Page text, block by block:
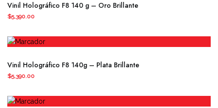
se
pueden
en
página
Vinil Holográfico F8 140 g – Oro Brillante
$5,390.00
Vinil Holográfico F8 140g – Plata Brillante
$5,390.00